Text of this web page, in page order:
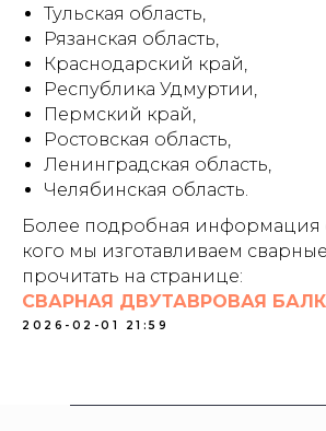
Тульская область,
Рязанская область,
Краснодарский край,
Республика Удмуртии,
Пермский край,
Ростовская область,
Ленинградская область,
Челябинская область.
Более подробная информация
кого мы изготавливаем
прочитать на странице:
СВАРНАЯ ДВУТАВРОВАЯ
2026-02-01 21:59